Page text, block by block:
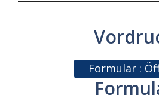
Formular :